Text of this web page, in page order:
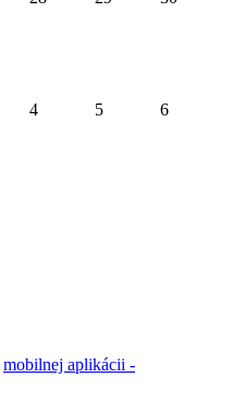
4 5 6
mobilnej aplikácii -